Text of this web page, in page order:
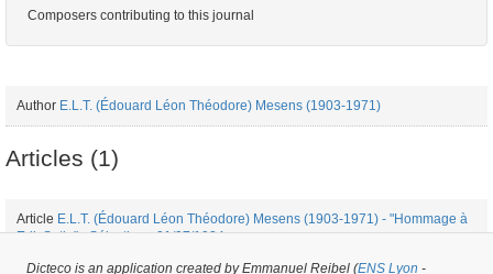
Composers contributing to this journal
Author E.L.T. (Édouard Léon Théodore) Mesens (1903-1971)
Articles (1)
Article E.L.T. (Édouard Léon Théodore) Mesens (1903-1971) - "Hommage à
Erik Satie" - Sélection - 01/07/1924
Dicteco is an application created by Emmanuel Reibel (ENS Lyon -